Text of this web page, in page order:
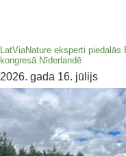
LatViaNature eksperti
kongresā Nīderlandē
2026. gada 16. jūlijs